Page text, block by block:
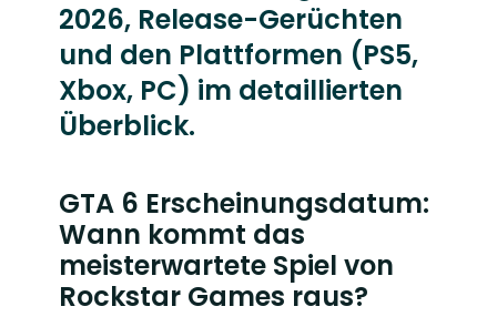
2026, Release-Gerüchten
und den Plattformen (PS5,
Xbox, PC) im detaillierten
Überblick.
GTA 6 Erscheinungsdatum:
Wann kommt das
meisterwartete Spiel von
Rockstar Games raus?